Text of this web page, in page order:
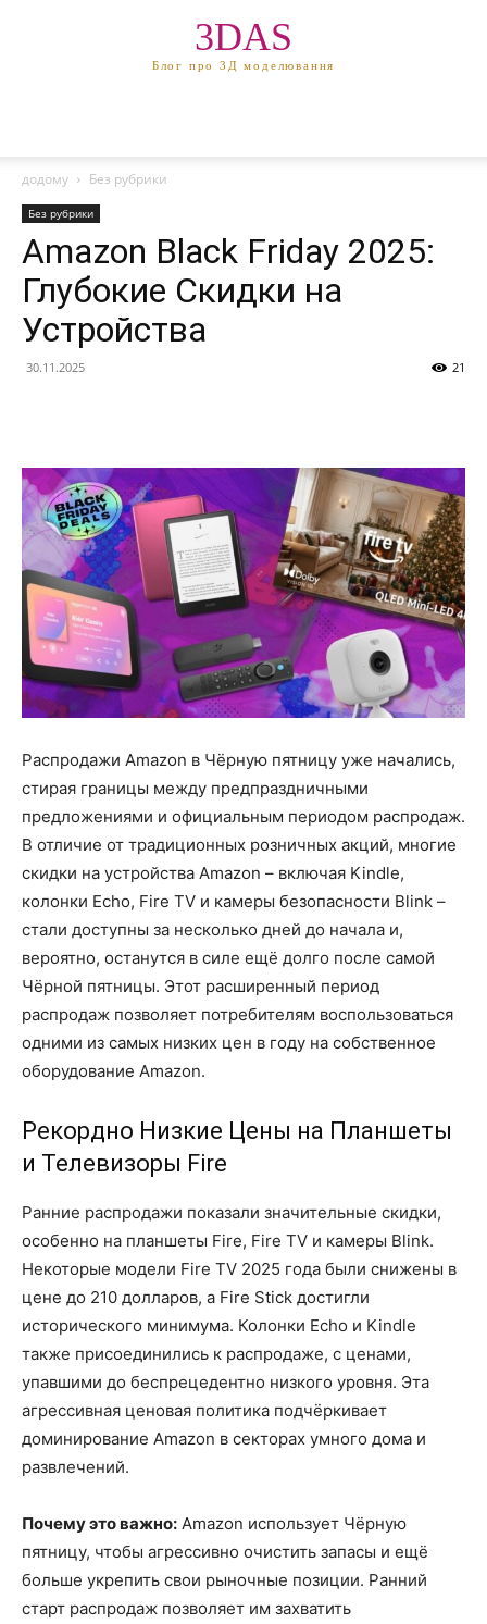
3DAS
Блог про 3Д моделювання
додому Без рубрики
Без рубрики
Amazon Black Friday 2025:
Глубокие Скидки на
Устройства
30.11.2025 21
Распродажи Amazon в Чёрную пятницу уже начались,
стирая границы между предпраздничными
предложениями и официальным периодом распродаж.
В отличие от традиционных розничных акций, многие
скидки на устройства Amazon – включая Kindle,
колонки Echo, Fire TV и камеры безопасности Blink –
стали доступны за несколько дней до начала и,
вероятно, останутся в силе ещё долго после самой
Чёрной пятницы. Этот расширенный период
распродаж позволяет потребителям воспользоваться
одними из самых низких цен в году на собственное
оборудование Amazon.
Рекордно Низкие Цены на Планшеты
и Телевизоры Fire
Ранние распродажи показали значительные скидки,
особенно на планшеты Fire, Fire TV и камеры Blink.
Некоторые модели Fire TV 2025 года были снижены в
цене до 210 долларов, а Fire Stick достигли
исторического минимума. Колонки Echo и Kindle
также присоединились к распродаже, с ценами,
упавшими до беспрецедентно низкого уровня. Эта
агрессивная ценовая политика подчёркивает
доминирование Amazon в секторах умного дома и
развлечений.
Почему это важно: Amazon использует Чёрную
пятницу, чтобы агрессивно очистить запасы и ещё
больше укрепить свои рыночные позиции. Ранний
старт распродаж позволяет им захватить